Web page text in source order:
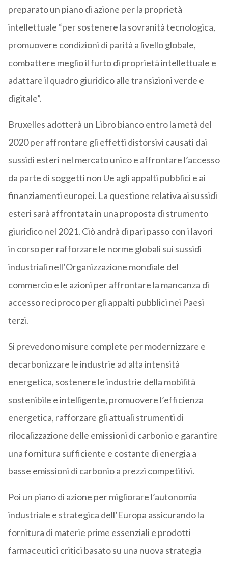
preparato un piano di azione per la proprietà
intellettuale “per sostenere la sovranità tecnologica,
promuovere condizioni di parità a livello globale,
combattere meglio il furto di proprietà intellettuale e
adattare il quadro giuridico alle transizioni verde e
digitale”.
Bruxelles adotterà un Libro bianco entro la metà del
2020 per affrontare gli effetti distorsivi causati dai
sussidi esteri nel mercato unico e affrontare l’accesso
da parte di soggetti non Ue agli appalti pubblici e ai
finanziamenti europei. La questione relativa ai sussidi
esteri sarà affrontata in una proposta di strumento
giuridico nel 2021. Ciò andrà di pari passo con i lavori
in corso per rafforzare le norme globali sui sussidi
industriali nell’Organizzazione mondiale del
commercio e le azioni per affrontare la mancanza di
accesso reciproco per gli appalti pubblici nei Paesi
terzi.
Si prevedono misure complete per modernizzare e
decarbonizzare le industrie ad alta intensità
energetica, sostenere le industrie della mobilità
sostenibile e intelligente, promuovere l’efficienza
energetica, rafforzare gli attuali strumenti di
rilocalizzazione delle emissioni di carbonio e garantire
una fornitura sufficiente e costante di energia a
basse emissioni di carbonio a prezzi competitivi.
Poi un piano di azione per migliorare l’autonomia
industriale e strategica dell’Europa assicurando la
fornitura di materie prime essenziali e prodotti
farmaceutici critici basato su una nuova strategia